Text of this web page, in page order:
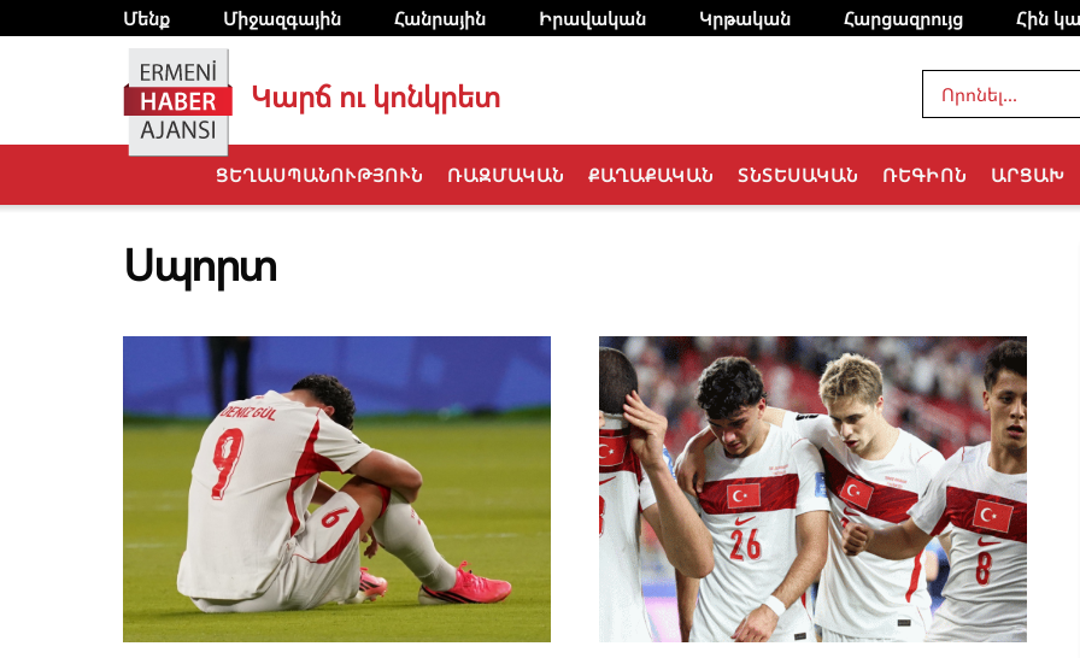
Մենք Միջազգային Հանրային Իրավական Կրթական Հարցազրույց Հին
Կարճ ու կոնկրետ
ՑԵՂԱՍՊԱՆՈՒԹՅՈՒՆ ՌԱԶՄԱԿԱՆ ՔԱՂԱՔԱԿԱՆ ՏՆՏԵՍԱԿԱՆ ՌԵԳԻՈՆ ԱՐՑԱԽ
Սպորտ